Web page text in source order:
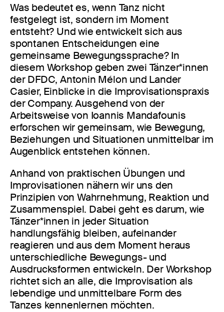
Was bedeutet es, wenn Tanz nicht
festgelegt ist, sondern im Moment
entsteht? Und wie entwickelt sich aus
spontanen Entscheidungen eine
gemeinsame Bewegungssprache? In
diesem Workshop geben zwei Tänzer*innen
der DFDC, Antonin Mélon und Lander
Casier, Einblicke in die Improvisationspraxis
der Company. Ausgehend von der
Arbeitsweise von Ioannis Mandafounis
erforschen wir gemeinsam, wie Bewegung,
Beziehungen und Situationen unmittelbar im
Augenblick entstehen können.
Anhand von praktischen Übungen und
Improvisationen nähern wir uns den
Prinzipien von Wahrnehmung, Reaktion und
Zusammenspiel. Dabei geht es darum, wie
Tänzer*innen in jeder Situation
handlungsfähig bleiben, aufeinander
reagieren und aus dem Moment heraus
unterschiedliche Bewegungs- und
Ausdrucksformen entwickeln. Der Workshop
richtet sich an alle, die Improvisation als
lebendige und unmittelbare Form des
Tanzes kennenlernen möchten.